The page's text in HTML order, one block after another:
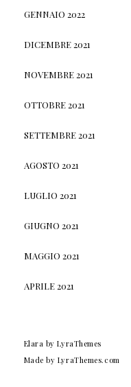
GENNAIO 2022
DICEMBRE 2021
NOVEMBRE 2021
OTTOBRE 2021
SETTEMBRE 2021
AGOSTO 2021
LUGLIO 2021
GIUGNO 2021
MAGGIO 2021
APRILE 2021
Elara by LyraThemes
Made by LyraThemes.com